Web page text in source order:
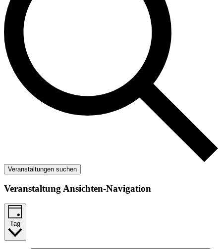
Veranstaltungen suchen
Veranstaltung Ansichten-Navigation
Tag